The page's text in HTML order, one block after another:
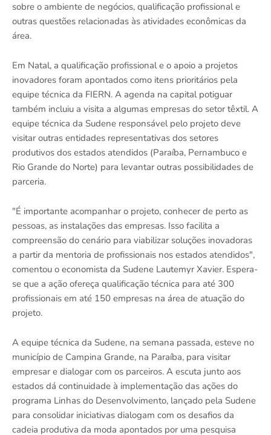
sobre o ambiente de negócios, qualificação profissional e
outras questões relacionadas às atividades econômicas da
área.
Em Natal, a qualificação profissional e o apoio a projetos
inovadores foram apontados como itens prioritários pela
equipe técnica da FIERN. A agenda na capital potiguar
também incluiu a visita a algumas empresas do setor têxtil. A
equipe técnica da Sudene responsável pelo projeto deve
visitar outras entidades representativas dos setores
produtivos dos estados atendidos (Paraíba, Pernambuco e
Rio Grande do Norte) para levantar outras possibilidades de
parceria.
"É importante acompanhar o projeto, conhecer de perto as
pessoas, as instalações das empresas. Isso facilita a
compreensão do cenário para viabilizar soluções inovadoras
a partir da mentoria de profissionais nos estados atendidos",
comentou o economista da Sudene Lautemyr Xavier. Espera-
se que a ação ofereça qualificação técnica para até 300
profissionais em até 150 empresas na área de atuação do
projeto.
A equipe técnica da Sudene, na semana passada, esteve no
município de Campina Grande, na Paraíba, para visitar
empresar e dialogar com os parceiros. A escuta junto aos
estados dá continuidade à implementação das ações do
programa Linhas do Desenvolvimento, lançado pela Sudene
para consolidar iniciativas dialogam com os desafios da
cadeia produtiva da moda apontados por uma pesquisa